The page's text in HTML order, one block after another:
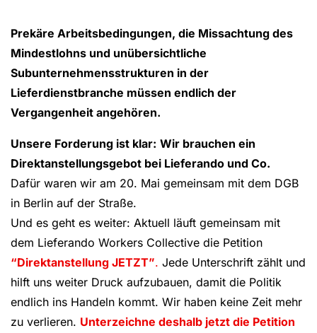
Prekäre Arbeitsbedingungen, die Missachtung des
Mindestlohns und unübersichtliche
Subunternehmensstrukturen in der
Lieferdienstbranche müssen endlich der
Vergangenheit angehören.
Unsere Forderung ist klar: Wir brauchen ein
Direktanstellungsgebot bei Lieferando und Co.
Dafür waren wir am 20. Mai gemeinsam mit dem DGB
in Berlin auf der Straße.
Und es geht es weiter: Aktuell läuft gemeinsam mit
dem Lieferando Workers Collective die Petition
“Direktanstellung JETZT”. Jede Unterschrift zählt und
hilft uns weiter Druck aufzubauen, damit die Politik
endlich ins Handeln kommt. Wir haben keine Zeit mehr
zu verlieren. Unterzeichne deshalb jetzt die Petition